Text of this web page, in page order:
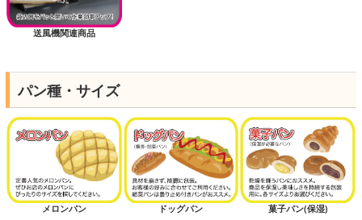
送風機関連商品
パン種・サイズ
メロンパン ドッグパン 菓子パン(保湿)